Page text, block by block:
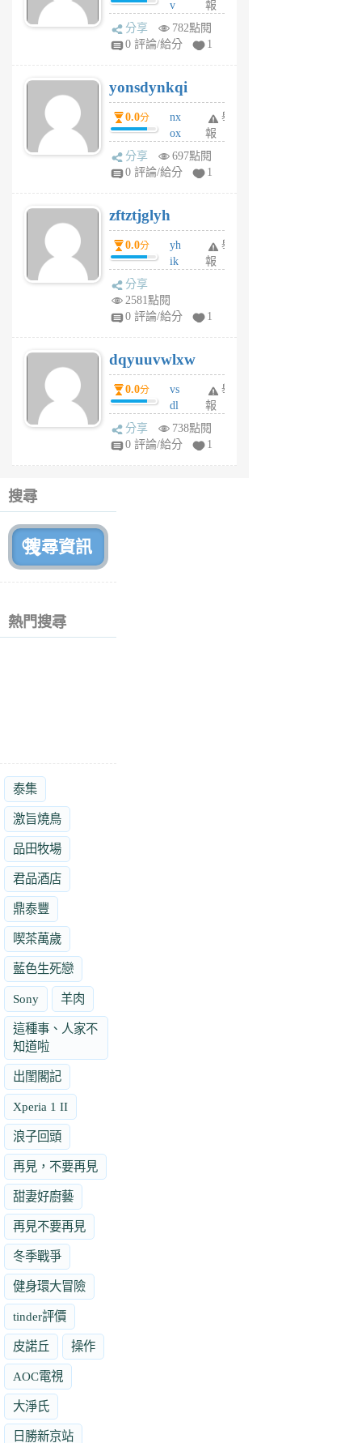
前
v
wt
sv
6
個
月
前
報
分享
782點閱
0 評論/給分
1
yonsdynkqi
0.0分
nx
ox
rh
pe
月
前
舉
報
分享
697點閱
0 評論/給分
1
zftztjglyh
0.0分
yh
ik
tu
6
個
月
前
舉
報
分享
2581點閱
0 評論/給分
1
dqyuuvwlxw
0.0分
vs
dl
sq
fy
舉
報
分享
738點閱
0 評論/給分
1
搜尋
熱門搜尋
泰集
激旨燒鳥
品田牧場
君品酒店
鼎泰豐
喫茶萬歲
藍色生死戀
Sony 羊肉
這種事、人家不
知道啦
出閨閣記
Xperia 1 II
浪子回頭
再見，不要再見
甜妻好廚藝
再見不要再見
冬季戰爭
健身環大冒險
tinder評價
皮諾丘 操作
AOC電視
大淨氏
日勝新京站